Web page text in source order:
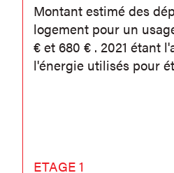
Montant estimé des
logement pour un
€ et 680 € . 2021 étant
l'énergie utilisés pour
ETAGE 1